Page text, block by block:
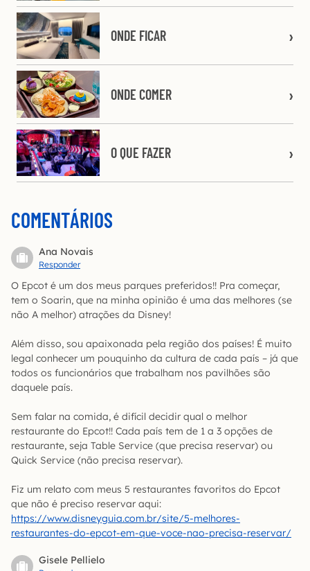
ONDE FICAR
ONDE COMER
O QUE FAZER
COMENTÁRIOS
Ana Novais
Responder
O Epcot é um dos meus parques preferidos!! Pra começar,
tem o Soarin, que na minha opinião é uma das melhores (se
não A melhor) atrações da Disney!
Além disso, sou apaixonada pela região dos países! É muito
legal conhecer um pouquinho da cultura de cada país – já que
todos os funcionários que trabalham nos pavilhões são
daquele país.
Sem falar na comida, é difícil decidir qual o melhor
restaurante do Epcot!! Cada país tem de 1 a 3 opções de
restaurante, seja Table Service (que precisa reservar) ou
Quick Service (não precisa reservar).
Fiz um relato com meus 5 restaurantes favoritos do Epcot
que não é preciso reservar aqui:
https://www.disneyguia.com.br/site/5-melhores-
restaurantes-do-epcot-em-que-voce-nao-precisa-reservar/
Gisele Pellielo